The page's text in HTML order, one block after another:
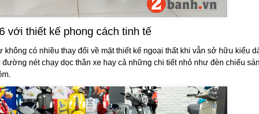
với thiết kế phong cách tinh tế
không có nhiều thay đổi về mặt thiết kế ngoại thất khi vẫn sở hữu kiểu
nét chạy dọc thân xe hay cả những chi tiết nhỏ như đèn chiếu